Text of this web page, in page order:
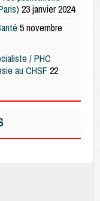
23 janvier 2024
5 novembre
/ PHC
au CHSF 22